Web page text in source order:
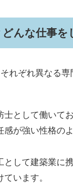
んな仕事を
れぞれ異なる専
士として働いて
が強い性格のよ
として建築業に
います。